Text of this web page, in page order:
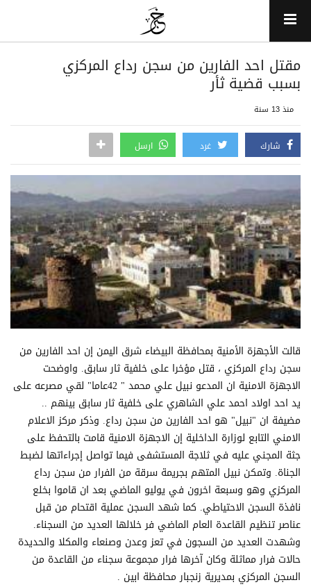
مقتل احد الفارين من سجن رداع المركزي
بسبب قضية ثأر
منذ 13 سنة
شارك غرد ارسل
قالت الأجهزة الأمنية بمحافظة البيضاء شرق اليمن إن احد الفارين من
سجن رداع المركزي ، قتل مؤخرا على خلفية ثار سابق. واوضحت
الاجهزة الامنية ان المدعو نبيل علي محمد " 42عاما" لقي مصرعه على
يد احد اولاد احمد علي الشاهري على خلفية ثار سابق بينهم ..
مضيفة ان "نبيل" هو احد الفارين من سجن رداع. وذكر مركز الاعلام
الامني التابع لوزارة الداخلية إن الاجهزة الامنية قامت بالتحفظ على
جثة المجني عليه في ثلاجة المستشفى فيما تواصل إجراءاتها لضبط
الجناة. وتمكن نبيل المتهم بجريمة سرقة من الفرار من سجن رداع
المركزي وهو وسبعة اخرون في يوليو الماضي بعد ان قاموا بخلع
نافذة السجن الاحتياطي. كما شهد السجن عملية اقتحام من قبل
عناصر تنظيم القاعدة العام الماضي فر خلالها العديد من السجناء.
وشهدت العديد من السجون في تعز وعدن وصنعاء والمكلا والحديدة
حالات فرار مماثلة وكان آخرها فرار مجموعة سجناء من القاعدة من
السجن المركزي بمديرية زنجبار محافظة ابين .